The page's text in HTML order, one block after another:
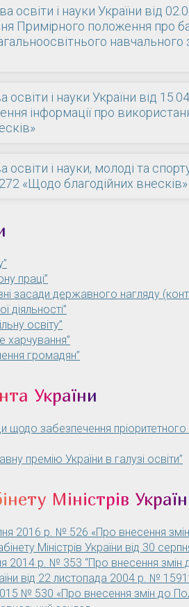
освіти і науки України від
Примірного положення про
навчального
освіти і науки України від
інформації про
освіти і науки, молоді та
«Щодо благодійних внесків»
праці”
засади державного нагляду
діяльності”
освіту”
харчування”
громадян”
України
щодо забезпечення пріоритетного
премію України в галузі освіти”
Міністрів
2016 р. № 526 «Про внесення
Міністрів України від 30
2014 р. № 353 “Про внесення змін
від 22 листопада 2004 р. №
№ 530 «Про внесення змін до